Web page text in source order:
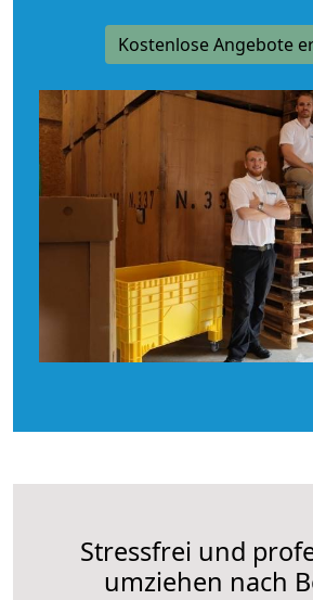
Kostenlose Angebote
Stressfrei und
umziehen nach